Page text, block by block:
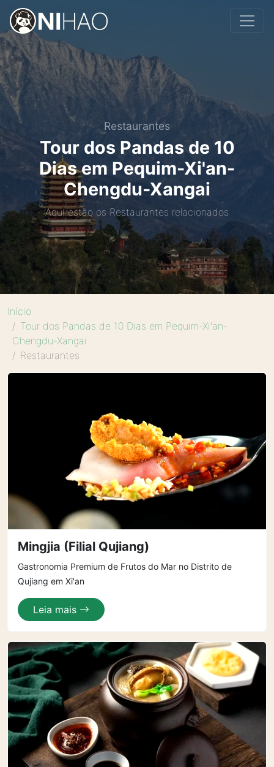
Restaurantes
Tour dos Pandas de 10
Dias em Pequim-Xi'an-
Chengdu-Xangai
Aqui estão os Restaurantes relacionados
Início
Tour dos Pandas de 10 Dias em Pequim-Xi'an-
Chengdu-Xangai
Restaurantes
Mingjia (Filial Qujiang)
Gastronomia Premium de Frutos do Mar no Distrito de
Qujiang em Xi'an
Leia mais